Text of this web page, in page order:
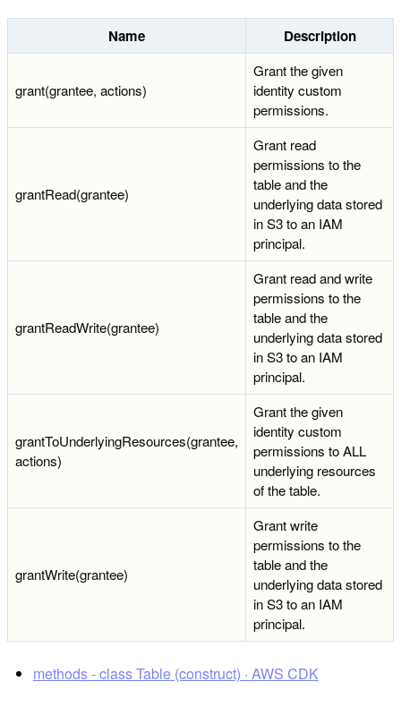
Name Description
grant(grantee, actions)
Grant the given
identity custom
permissions.
grantRead(grantee)
Grant read
permissions to the
table and the
underlying data stored
in S3 to an IAM
principal.
grantReadWrite(grantee)
Grant read and write
permissions to the
table and the
underlying data stored
in S3 to an IAM
principal.
grantToUnderlyingResources(grantee,
actions)
Grant the given
identity custom
permissions to ALL
underlying resources
of the table.
grantWrite(grantee)
Grant write
permissions to the
table and the
underlying data stored
in S3 to an IAM
principal.
methods - class Table (construct) · AWS CDK